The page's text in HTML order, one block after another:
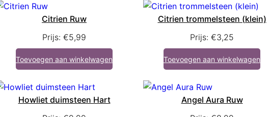
Citrien Ruw
Prijs: €5,99
Toevoegen aan winkelwagen
Citrien trommelsteen (klein)
Prijs: €3,25
Toevoegen aan winkelwagen
Howliet duimsteen Hart
Angel Aura Ruw